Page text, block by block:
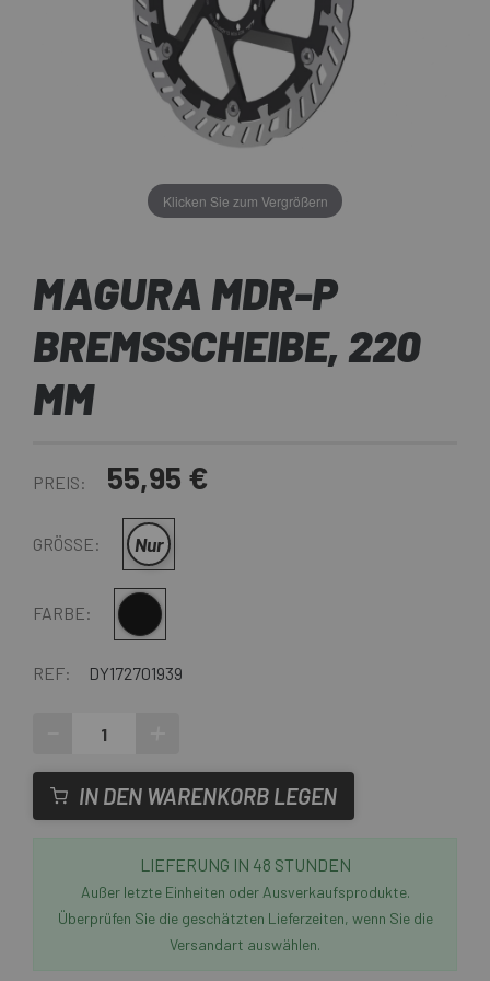
Klicken Sie zum Vergrößern
MAGURA MDR-P
BREMSSCHEIBE, 220
MM
PREIS: 55,95 €
GRÖSSE: Nur
FARBE: Multi
REF: DY172701939
IN DEN WARENKORB LEGEN
LIEFERUNG IN 48 STUNDEN
Außer letzte Einheiten oder Ausverkaufsprodukte.
Überprüfen Sie die geschätzten Lieferzeiten, wenn Sie die
Versandart auswählen.